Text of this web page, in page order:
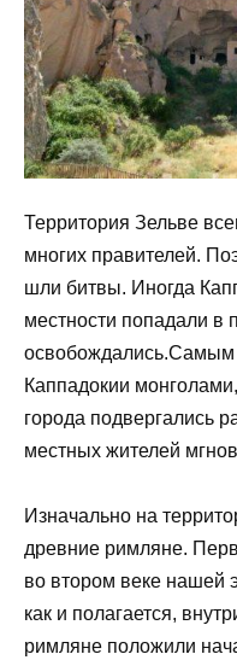
Территория Зельве
многих правителей.
шли битвы. Иногда
местности попадали в
Каппадокии
города подвергались
местных жителей
Изначально на
древние римляне.
во втором веке
как и полагается,
римляне положили